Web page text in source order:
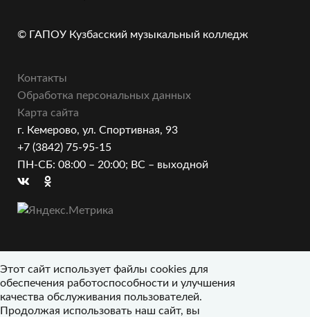
© ГАПОУ Кузбасский музыкальный колледж
Контакты
Обработка персональных данных
Карта сайта
г. Кемерово, ул. Спортивная, 93
+7 (3842) 75-95-15
ПН-СБ: 08:00 – 20:00; ВС – выходной
Этот сайт использует файлы cookies для
обеспечения работоспособности и улучшения
качества обслуживания пользователей.
Продолжая использовать наш сайт, вы